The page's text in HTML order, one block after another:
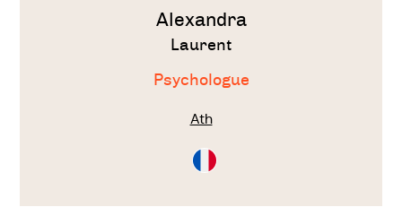
Alexandra
Laurent
Psychologue
Ath
Consultation
en